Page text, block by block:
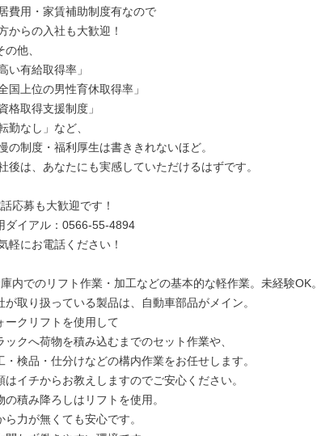
の他、
応募も大歓迎です！
ダイアル：0566-55-4894
内でのリフト作業・加工などの基本的な軽作業。未経験OK。
が取り扱っている製品は、自動車部品がメイン。
ークリフトを使用して
ックへ荷物を積み込むまでのセット作業や、
・検品・仕分けなどの構内作業をお任せします。
はイチからお教えしますのでご安心ください。
の積み降ろしはリフトを使用。
ら力が無くても安心です。